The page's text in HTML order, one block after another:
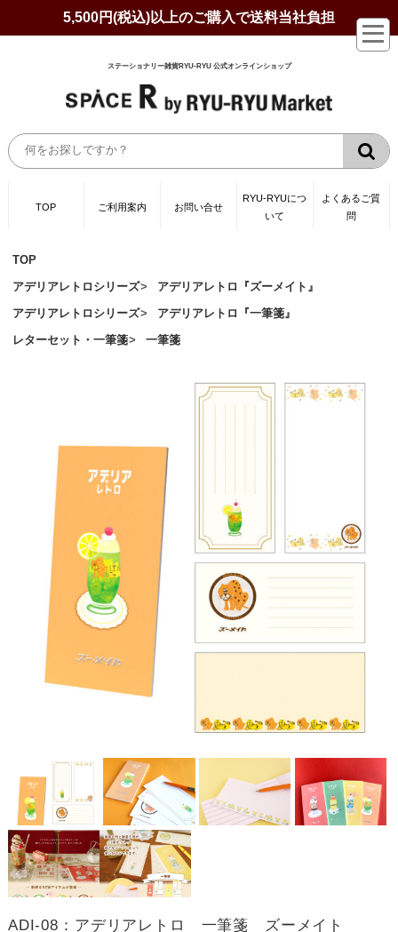
5,500円(税込)以上のご購入で送料当社負担
ステーショナリー雑貨RYU-RYU 公式オンラインショップ
TOP ご利用案内 お問い合せ
RYU-RYUにつ
いて
よくあるご質
問
TOP
アデリアレトロシリーズ
アデリアレトロ『ズーメイト』
アデリアレトロシリーズ
アデリアレトロ『一筆箋』
レターセット・一筆箋
一筆箋
ADI-08：アデリアレトロ 一筆箋 ズーメイト